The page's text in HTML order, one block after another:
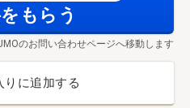
もらう
のお問い合わせページへ移動します
りに追加する